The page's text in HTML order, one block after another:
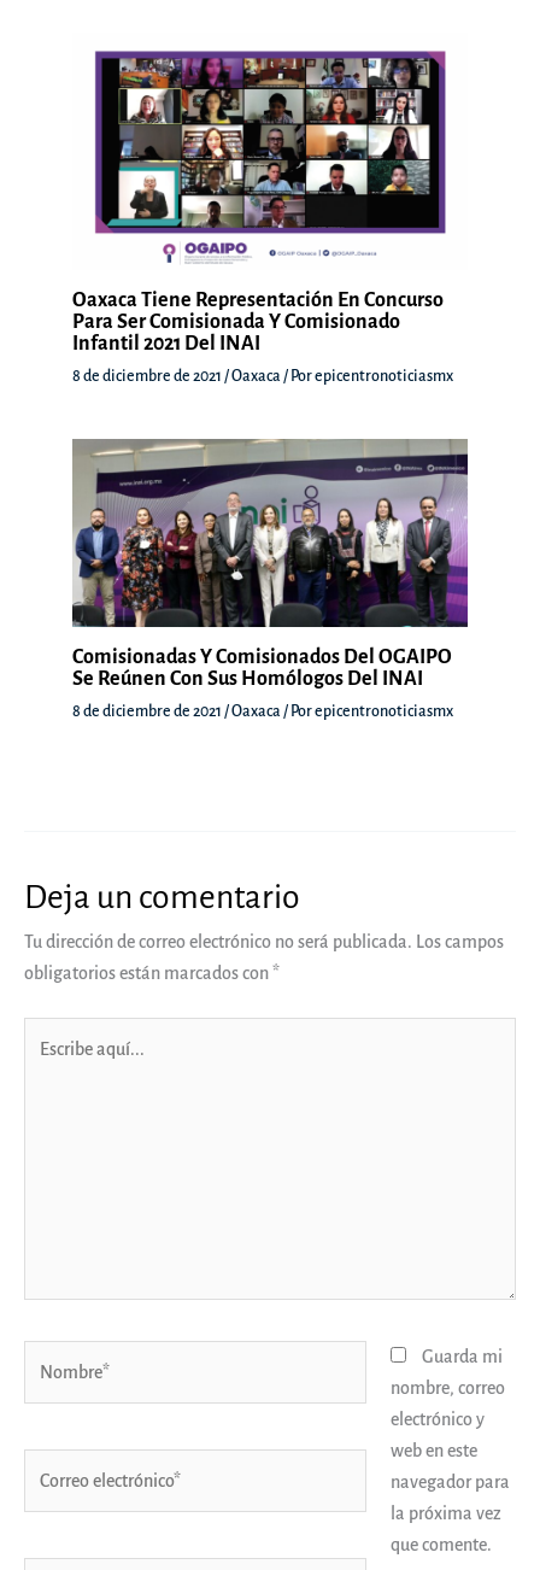
Oaxaca Tiene Representación En Concurso
Para Ser Comisionada Y Comisionado
Infantil 2021 Del INAI
8 de diciembre de 2021 /Oaxaca / Porepicentronoticiasmx
Comisionadas Y Comisionados Del OGAIPO
Se Reúnen Con Sus Homólogos Del INAI
8 de diciembre de 2021 /Oaxaca / Porepicentronoticiasmx
Deja un comentario
Tu dirección de correo electrónico no será publicada. Los campos
obligatorios están marcados con*
Guarda mi
nombre, correo
electrónico y
web en este
navegador para
la próxima vez
que comente.